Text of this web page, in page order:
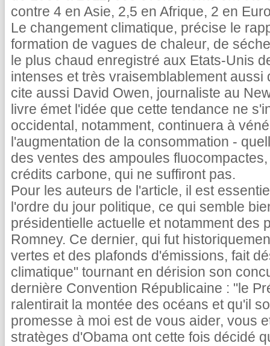
contre 4 en Asie, 2,5 en Afrique, 2 en
Le changement climatique, précise le
formation de vagues de chaleur, de
le plus chaud enregistré aux Etats-Unis
intenses et très vraisemblablement
cite aussi David Owen, journaliste au
livre émet l'idée que cette tendance ne
occidental, notamment, continuera à
l'augmentation de la consommation -
des ventes des ampoules
crédits carbone, qui ne suffiront pas.
Pour les auteurs de l'article, il est
l'ordre du jour politique, ce qui semble
présidentielle actuelle et notamment des
Romney. Ce dernier, qui fut
vertes et des plafonds d'émissions, fait
climatique" tournant en dérision son
dernière Convention Républicaine : "le
ralentirait la montée des océans et qu'il
promesse à moi est de vous aider, vous
stratèges d'Obama ont cette fois décidé